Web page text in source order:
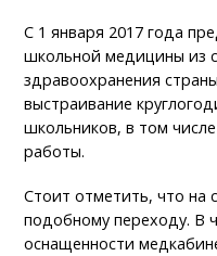
С 1 января 2017 года
школьной медицины из
здравоохранения
выстраивание
школьников, в том
работы.
Стоит отметить, что на
подобному переходу. В
оснащенности